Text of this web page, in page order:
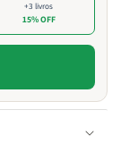
+3 livros
15% OFF